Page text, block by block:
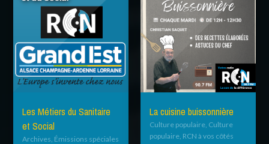
Les Métiers du Sanitaire
et Social
Archives, Émissions spéciales
La cuisine buissonnière
Culture populaire, Culture
populaire, RCN à vos côtés